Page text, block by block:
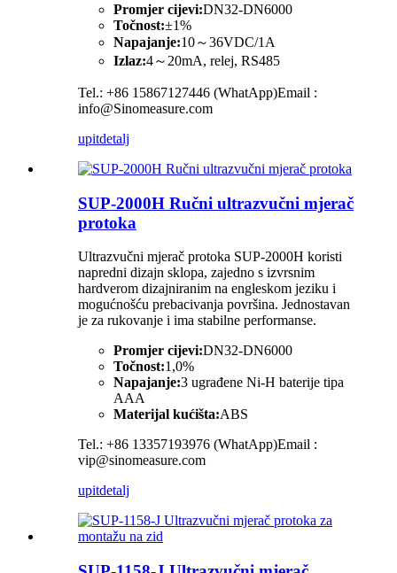
Promjer cijevi:DN32-DN6000
Točnost:±1%
Napajanje:10～36VDC/1A
Izlaz:4～20mA, relej, RS485
Tel.: +86 15867127446 (WhatApp)Email :
info@Sinomeasure.com
upitdetalj
SUP-2000H Ručni ultrazvučni mjerač
protoka
Ultrazvučni mjerač protoka SUP-2000H koristi
napredni dizajn sklopa, zajedno s izvrsnim
hardverom dizajniranim na engleskom jeziku i
mogućnošću prebacivanja površina. Jednostavan
je za rukovanje i ima stabilne performanse.
Promjer cijevi:DN32-DN6000
Točnost:1,0%
Napajanje:3 ugrađene Ni-H baterije tipa
AAA
Materijal kućišta:ABS
Tel.: +86 13357193976 (WhatApp)Email :
vip@sinomeasure.com
upitdetalj